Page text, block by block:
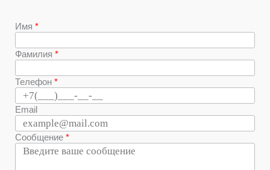
Имя
Фамилия
Телефон
Email
Сообщение